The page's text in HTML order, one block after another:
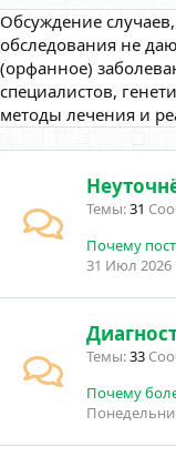
Обсуждение
обследования не
(орфанное)
специалистов,
методы лечения и
Темы 31
31 Июл 2026
Темы 33